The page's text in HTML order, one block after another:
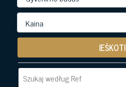
IEŠKOTI